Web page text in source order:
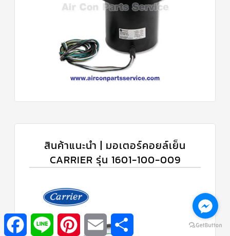
สินค้าแนะนำ | มอเตอร์คอยล์เย็น
CARRIER รุ่น 1601-100-009
Facebook Line Pinterest Email